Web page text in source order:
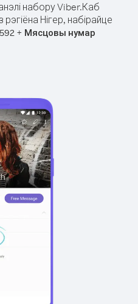
набору Viber.Каб
рэгіёна Нігер, набірайце
592+ Мясцовы нумар